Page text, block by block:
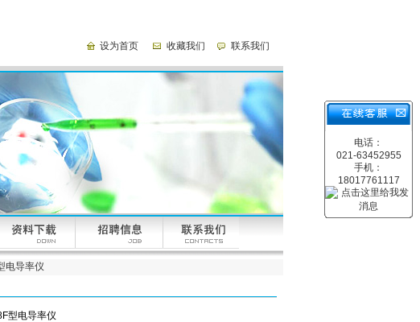
设为首页 收藏我们 联系我们
电话：
021-63452955
手机：
18017761117
电导率仪
型电导率仪